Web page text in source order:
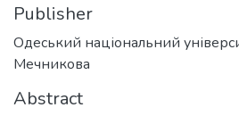
Publisher
Одеський національний
Мечникова
Abstract